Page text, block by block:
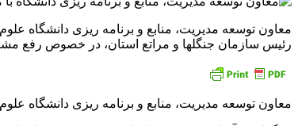
معاون توسعه مدیریت، منابع و برنامه ریزی دانشگاه
رئیس سازمان جنگلها و مراتع استان، در خصوص رفع مشکلات زمین و
معاون توسعه مدیریت، منابع و برنامه ریزی دانشگاه